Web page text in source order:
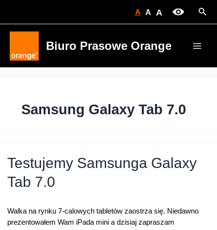
A A A
Biuro Prasowe Orange
Samsung Galaxy Tab 7.0
Testujemy Samsunga Galaxy
Tab 7.0
Walka na rynku 7-calowych tabletów zaostrza się. Niedawno
prezentowałem Wam iPada mini a dzisiaj zapraszam